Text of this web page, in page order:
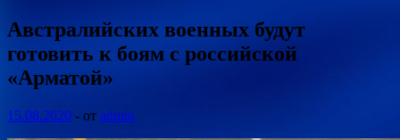
Австралийских военных будут
готовить к боям с российской
«Арматой»
15.08.2020 - от admin